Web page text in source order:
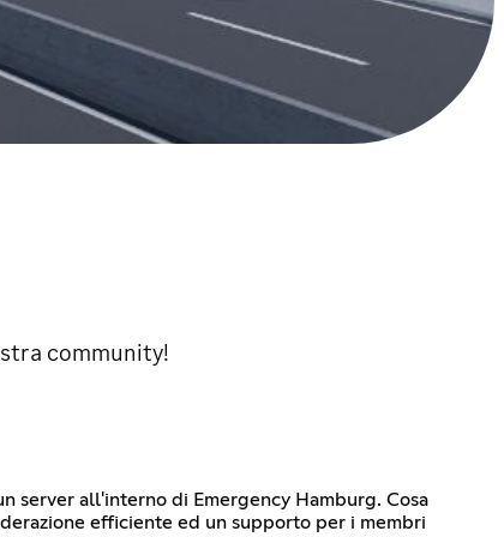
community!
server all'interno di Emergency Hamburg. Cosa
efficiente ed un supporto per i membri